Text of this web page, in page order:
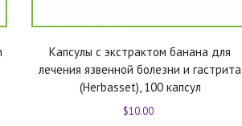
Капсулы с экстрактом банана для
лечения язвенной болезни и гастрита
(Herbasset), 100 капсул
$10.00